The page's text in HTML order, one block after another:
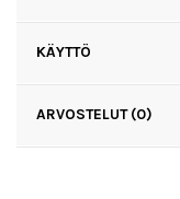
KÄYTTÖ
ARVOSTELUT (0)